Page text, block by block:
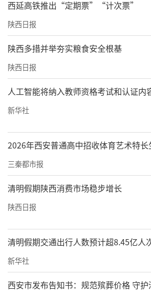
西延高铁推出“定期票”“计次票”
陕西日报
陕西多措并举夯实粮食安全根基
陕西日报
人工智能将纳入教师资格考试和认证内
新华社
2026年西安普通高中招收体育艺术特长
三秦都市报
清明假期陕西消费市场稳步增长
陕西日报
清明假期交通出行人数预计超8.45亿人
新华社
西安市发布告知书：规范殡葬价格 守